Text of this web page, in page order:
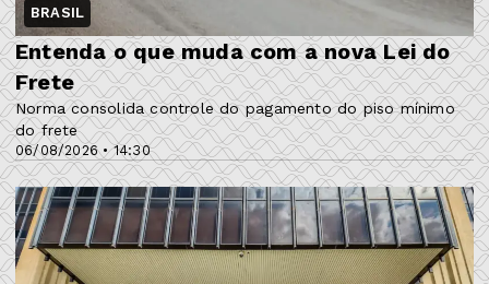
BRASIL
06/08/2026 • 14:30
Entenda o que muda com a nova Lei do
Frete
Norma consolida controle do pagamento do piso mínimo
do frete